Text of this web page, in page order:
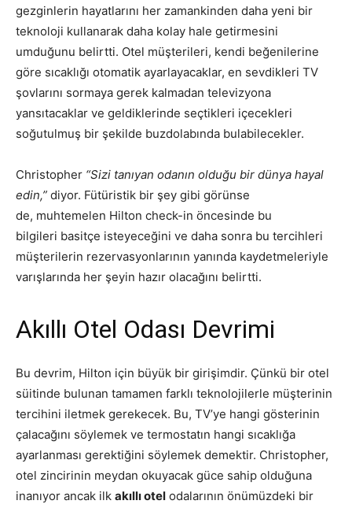
gezginlerin hayatlarını her zamankinden daha yeni bir
teknoloji kullanarak daha kolay hale getirmesini
umduğunu belirtti. Otel müşterileri, kendi beğenilerine
göre sıcaklığı otomatik ayarlayacaklar, en sevdikleri TV
şovlarını sormaya gerek kalmadan televizyona
yansıtacaklar ve geldiklerinde seçtikleri içecekleri
soğutulmuş bir şekilde buzdolabında bulabilecekler.
Christopher “Sizi tanıyan odanın olduğu bir dünya hayal
edin,” diyor. Fütüristik bir şey gibi görünse
de, muhtemelen Hilton check-in öncesinde bu
bilgileri basitçe isteyeceğini ve daha sonra bu tercihleri
müşterilerin rezervasyonlarının yanında kaydetmeleriyle
varışlarında her şeyin hazır olacağını belirtti.
Akıllı Otel Odası Devrimi
Bu devrim, Hilton için büyük bir girişimdir. Çünkü bir otel
süitinde bulunan tamamen farklı teknolojilerle müşterinin
tercihini iletmek gerekecek. Bu, TV’ye hangi gösterinin
çalacağını söylemek ve termostatın hangi sıcaklığa
ayarlanması gerektiğini söylemek demektir. Christopher,
otel zincirinin meydan okuyacak güce sahip olduğuna
inanıyor ancak ilk akıllı otel odalarının önümüzdeki bir